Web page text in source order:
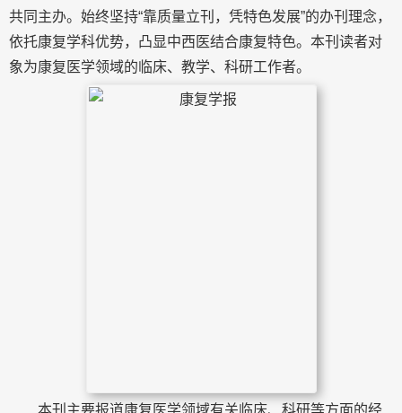
共同主办。始终坚持“靠质量立刊，凭特色发展”的办刊理念，
依托康复学科优势，凸显中西医结合康复特色。本刊读者对
象为康复医学领域的临床、教学、科研工作者。
本刊主要报道康复医学领域有关临床、科研等方面的经